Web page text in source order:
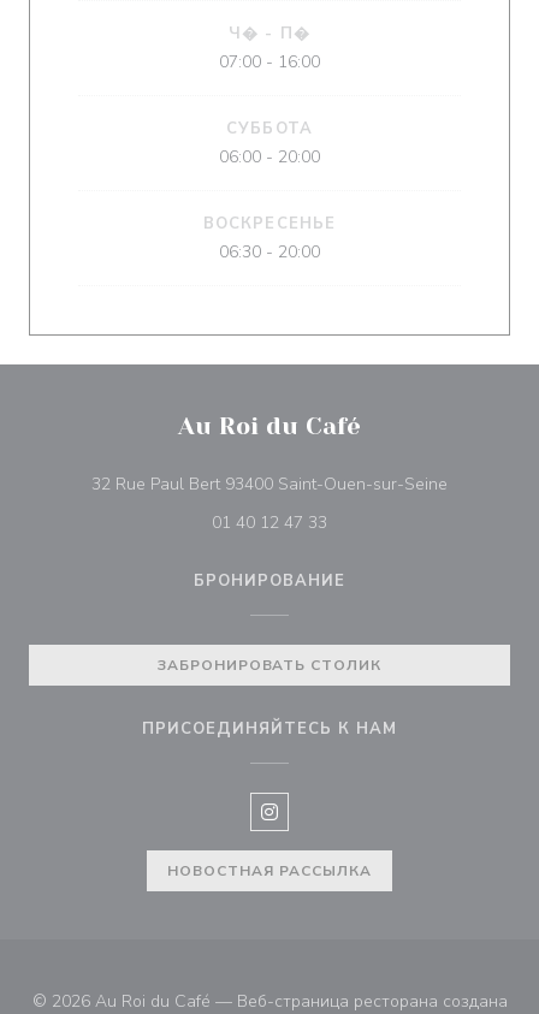
Ч� - П�
07:00 - 16:00
СУББОТА
06:00 - 20:00
ВОСКРЕСЕНЬЕ
06:30 - 20:00
Au Roi du Café
32 Rue Paul Bert 93400 Saint-Ouen-sur-Seine
01 40 12 47 33
БРОНИРОВАНИЕ
ЗАБРОНИРОВАТЬ СТОЛИК
ПРИСОЕДИНЯЙТЕСЬ К НАМ
Instagram ((открывается в
НОВОСТНАЯ РАССЫЛКА
© 2026 Au Roi du Café — Веб-страница ресторана создана